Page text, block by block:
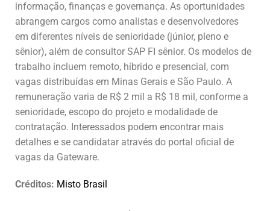
informação, finanças e governança. As oportunidades
abrangem cargos como analistas e desenvolvedores
em diferentes níveis de senioridade (júnior, pleno e
sênior), além de consultor SAP FI sênior. Os modelos de
trabalho incluem remoto, híbrido e presencial, com
vagas distribuídas em Minas Gerais e São Paulo. A
remuneração varia de R$ 2 mil a R$ 18 mil, conforme a
senioridade, escopo do projeto e modalidade de
contratação. Interessados podem encontrar mais
detalhes e se candidatar através do portal oficial de
vagas da Gateware.
Créditos: Misto Brasil